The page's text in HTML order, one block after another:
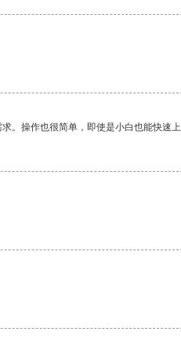
。操作也很简单，即使是小白也能快速上